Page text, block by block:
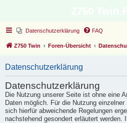
Datenschutzerklärung FAQ
Z750 Twin Foren-Übersicht
Datenschutzerklärung
Datenschutzerklärung
Die Nutzung unserer Seite ist ohne eine
Daten möglich. Für die Nutzung
sich hierfür abweichende Regelungen
nachstehend gesondert erläutert werden.